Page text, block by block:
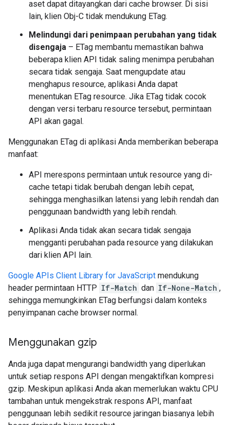
aset dapat ditayangkan dari cache browser. Di sisi
lain, klien Obj-C tidak mendukung ETag.
Melindungi dari penimpaan perubahan yang tidak
disengaja – ETag membantu memastikan bahwa
beberapa klien API tidak saling menimpa perubahan
secara tidak sengaja. Saat mengupdate atau
menghapus resource, aplikasi Anda dapat
menentukan ETag resource. Jika ETag tidak cocok
dengan versi terbaru resource tersebut, permintaan
API akan gagal.
Menggunakan ETag di aplikasi Anda memberikan beberapa
manfaat:
API merespons permintaan untuk resource yang di-
cache tetapi tidak berubah dengan lebih cepat,
sehingga menghasilkan latensi yang lebih rendah dan
penggunaan bandwidth yang lebih rendah.
Aplikasi Anda tidak akan secara tidak sengaja
mengganti perubahan pada resource yang dilakukan
dari klien API lain.
Google APIs Client Library for JavaScript mendukung
header permintaan HTTP If-Match dan If-None-Match ,
sehingga memungkinkan ETag berfungsi dalam konteks
penyimpanan cache browser normal.
Menggunakan gzip
Anda juga dapat mengurangi bandwidth yang diperlukan
untuk setiap respons API dengan mengaktifkan kompresi
gzip. Meskipun aplikasi Anda akan memerlukan waktu CPU
tambahan untuk mengekstrak respons API, manfaat
penggunaan lebih sedikit resource jaringan biasanya lebih